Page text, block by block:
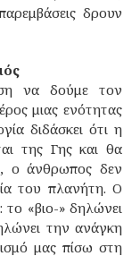
δρουν
να δούμε τον
μιας ενότητας
διδάσκει ότι η
της Γης και θα
ο άνθρωπος δεν
του πλανήτη. Ο
το «βιο-» δηλώνει
την ανάγκη
μας πίσω στη